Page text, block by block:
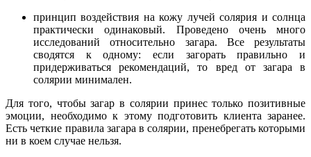
принцип воздействия на кожу лучей солярия и солнца
практически одинаковый. Проведено очень много
исследований относительно загара. Все результаты
сводятся к одному: если загорать правильно и
придерживаться рекомендаций, то вред от загара в
солярии минимален.
Для того, чтобы загар в солярии принес только позитивные
эмоции, необходимо к этому подготовить клиента заранее.
Есть четкие правила загара в солярии, пренебрегать которыми
ни в коем случае нельзя.